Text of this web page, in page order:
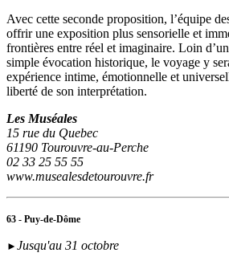
Avec cette seconde proposition, l’équipe
offrir une exposition plus sensorielle et
frontières entre réel et imaginaire. Loin
simple évocation historique, le voyage y
expérience intime, émotionnelle et
liberté de son interprétation.
Les Muséales
15 rue du Quebec
61190 Tourouvre-au-Perche
02 33 25 55 55
www.musealesdetourouvre.fr
63 - Puy-de-Dôme
► Jusqu'au 31 octobre